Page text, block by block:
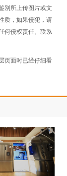
别所上传图片或文
质，如果侵犯，请
何侵权责任。联系
页面时已经仔细看